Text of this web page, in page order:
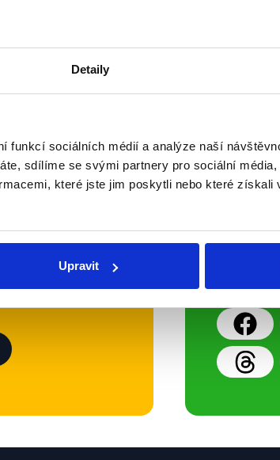
Detaily
funkcí sociálních médií a analýze naší
sdílíme se svými partnery pro sociální
které jste jim poskytli nebo které získali
Upravit
možného směřování ukrajinského
Číst dál
shrnutí
odebírat, a
se
z